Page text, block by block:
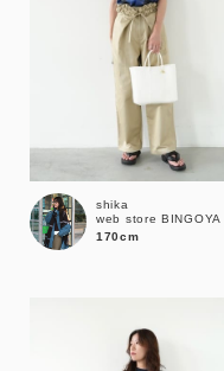
shika
web store BINGOYA
170cm